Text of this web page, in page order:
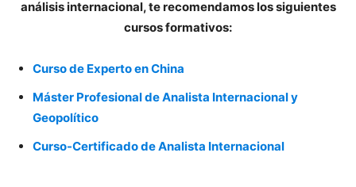
análisis internacional, te recomendamos los siguientes
cursos formativos:
Curso de Experto en China
Máster Profesional de Analista Internacional y
Geopolítico
Curso-Certificado de Analista Internacional